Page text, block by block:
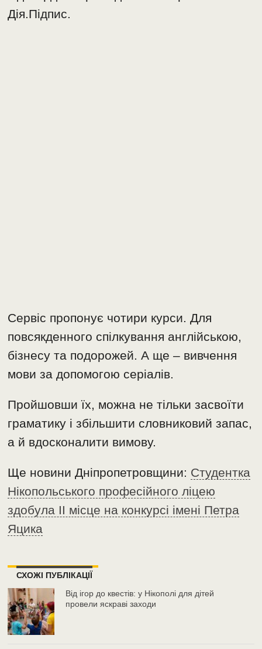
Дія.Підпис.
Сервіс пропонує чотири курси. Для
повсякденного спілкування англійською,
бізнесу та подорожей. А ще – вивчення
мови за допомогою серіалів.
Пройшовши їх, можна не тільки засвоїти
граматику і збільшити словниковий запас,
а й вдосконалити вимову.
Ще новини Дніпропетровщини: Студентка
Нікопольського професійного ліцею
здобула II місце на конкурсі імені Петра
Яцика
СХОЖІ ПУБЛІКАЦІЇ
Від ігор до квестів: у Нікополі для дітей
провели яскраві заходи